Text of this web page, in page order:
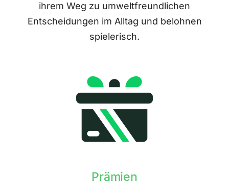
ihrem Weg zu umweltfreundlichen
Entscheidungen im Alltag und belohnen
spielerisch.
Prämien